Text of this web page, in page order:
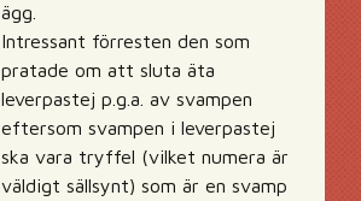
ägg.
Intressant förresten den som
pratade om att sluta äta
leverpastej p.g.a. av svampen
eftersom svampen i leverpastej
ska vara tryffel (vilket numera är
väldigt sällsynt) som är en svamp